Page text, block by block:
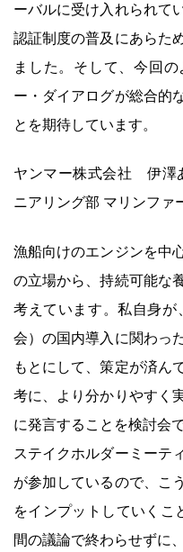
ーバルに受け入れられて
認証制度の普及にあらた
ました。そして、今回
ー・ダイアログが総合的
とを期待しています。
ヤンマー株式会社 伊澤
ニアリング部 マリンファ
漁船向けのエンジンを中
の立場から、持続可能な
考えています。私自身が
会）の国内導入に関わっ
もとにして、策定が済ん
考に、より分かりやすく
に発言することを検討会
ステイクホルダーミーテ
が参加しているので、こ
をインプットしていくこ
間の議論で終わらせずに